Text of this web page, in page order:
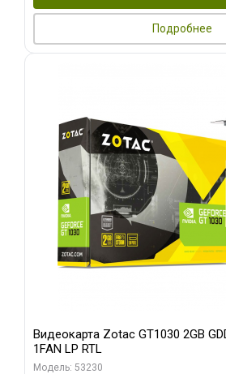
Подробнее
Видеокарта Zotac GT1030 2GB
1FAN LP RTL
Модель: 53230